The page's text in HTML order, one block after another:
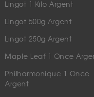
Lingot 1 Kilo Argent
Lingot 500g Argent
Lingot 250g Argent
Maple Leaf 1 Once
Philharmonique 1 Once
Argent